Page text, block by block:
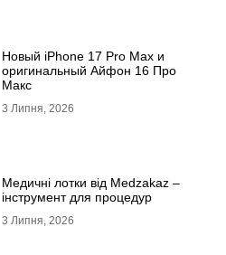
Новый iPhone 17 Pro Max и
оригинальный Айфон 16 Про
Макс
3 Липня, 2026
Медичні лотки від Medzakaz –
інструмент для процедур
3 Липня, 2026